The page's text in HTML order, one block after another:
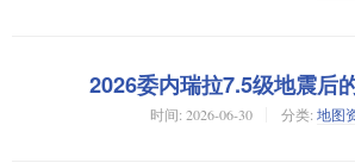
2026委内瑞拉7.5级地震后
时间: 2026-06-30 分类: 地图